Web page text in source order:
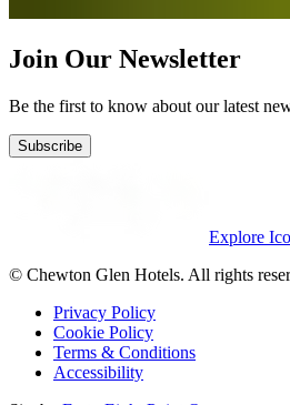
Join Our Newsletter
Be the first to know about our latest
Subscribe
Explore
© Chewton Glen Hotels. All rights
Privacy Policy
Cookie Policy
Terms & Conditions
Accessibility